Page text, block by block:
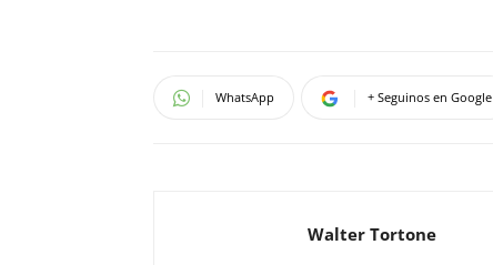
WhatsApp + Seguinos en Google
Walter Tortone